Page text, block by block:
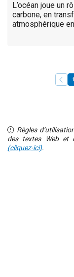
L’océan joue un
carbone, en
atmosphérique
1
Règles
des textes Web et
(cliquez-ici).